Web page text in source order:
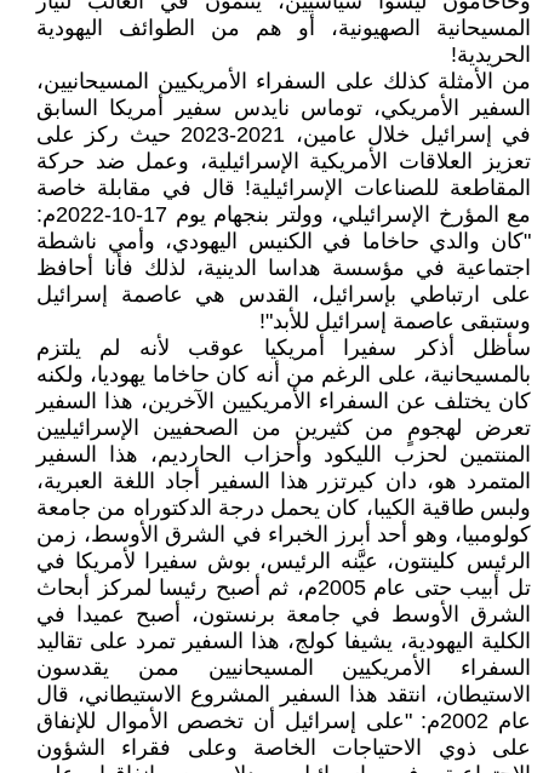
المسيحانية الصهيونية، أو هم من الطوائف اليهودية
الحريدية!
من الأمثلة كذلك على السفراء الأمريكيين المسيحانيين،
السفير الأمريكي، توماس نايدس سفير أمريكا السابق
في إسرائيل خلال عامين، 2021-2023 حيث ركز على
تعزيز العلاقات الأمريكية الإسرائيلية، وعمل ضد حركة
المقاطعة للصناعات الإسرائيلية! قال في مقابلة خاصة
مع المؤرخ الإسرائيلي، وولتر بنجهام يوم 17-10-2022م:
"كان والدي حاخاما في الكنيس اليهودي، وأمي ناشطة
اجتماعية في مؤسسة هداسا الدينية، لذلك فأنا أحافظ
على ارتباطي بإسرائيل، القدس هي عاصمة إسرائيل
وستبقى عاصمة إسرائيل للأبد"!
سأظل أذكر سفيرا أمريكيا عوقب لأنه لم يلتزم
بالمسيحانية، على الرغم من أنه كان حاخاما يهوديا، ولكنه
كان يختلف عن السفراء الأمريكيين الآخرين، هذا السفير
تعرض لهجومٍ من كثيرين من الصحفيين الإسرائيليين
المنتمين لحزب الليكود وأحزاب الحارديم، هذا السفير
المتمرد هو، دان كيرتزر هذا السفير أجاد اللغة العبرية،
ولبس طاقية الكيبا، كان يحمل درجة الدكتوراه من جامعة
كولومبيا، وهو أحد أبرز الخبراء في الشرق الأوسط، زمن
الرئيس كلينتون، عيَّنه الرئيس، بوش سفيرا لأمريكا في
تل أبيب حتى عام 2005م، ثم أصبح رئيسا لمركز أبحاث
الشرق الأوسط في جامعة برنستون، أصبح عميدا في
الكلية اليهودية، يشيفا كولج، هذا السفير تمرد على تقاليد
السفراء الأمريكيين المسيحانيين ممن يقدسون
الاستيطان، انتقد هذا السفير المشروع الاستيطاني، قال
عام 2002م: "على إسرائيل أن تخصص الأموال للإنفاق
على ذوي الاحتياجات الخاصة وعلى فقراء الشؤون